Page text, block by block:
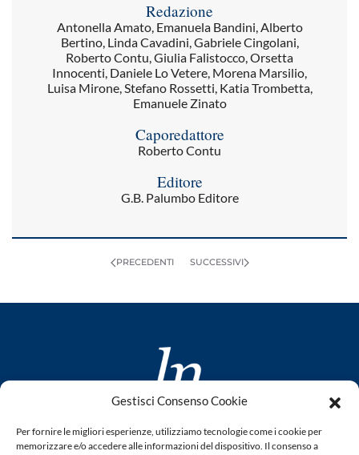
Gestisci Consenso Cookie
Per fornire le migliori esperienze, utilizziamo tecnologie come i cookie per
memorizzare e/o accedere alle informazioni del dispositivo. Il consenso a
Redazione
Antonella Amato, Emanuela Bandini, Alberto
Bertino, Linda Cavadini, Gabriele Cingolani,
Roberto Contu, Giulia Falistocco, Orsetta
Innocenti, Daniele Lo Vetere, Morena Marsilio,
Luisa Mirone, Stefano Rossetti, Katia Trombetta,
Emanuele Zinato
Caporedattore
Roberto Contu
Editore
G.B. Palumbo Editore
PRECEDENTI SUCCESSIVI
www.laletteraturaenoi.it
fondato da Romano Luperini